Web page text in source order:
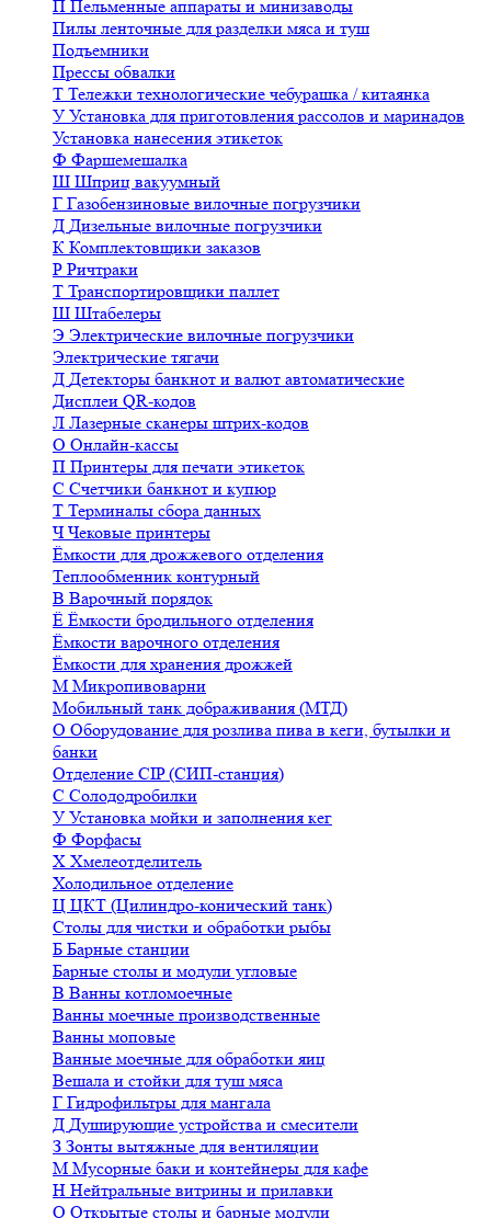
П Пельменные аппараты и минизаводы
Пилы ленточные для разделки мяса и туш
Подъемники
Прессы обвалки
Т Тележки технологические чебурашка / китаянка
У Установка для приготовления рассолов и маринадов
Установка нанесения этикеток
Ф Фаршемешалка
Ш Шприц вакуумный
Г Газобензиновые вилочные погрузчики
Д Дизельные вилочные погрузчики
К Комплектовщики заказов
Р Ричтраки
Т Транспортировщики паллет
Ш Штабелеры
Э Электрические вилочные погрузчики
Электрические тягачи
Д Детекторы банкнот и валют автоматические
Дисплеи QR-кодов
Л Лазерные сканеры штрих-кодов
О Онлайн-кассы
П Принтеры для печати этикеток
С Счетчики банкнот и купюр
Т Терминалы сбора данных
ЧЧековые принтеры
Ёмкости для дрожжевого отделения
Теплообменник контурный
В Варочный порядок
Ё Ёмкости бродильного отделения
Ёмкости варочного отделения
Ёмкости для хранения дрожжей
М Микропивоварни
Мобильный танк дображивания (МТД)
О Оборудование для розлива пива в кеги, бутылки и
банки
Отделение CIP (СИП-станция)
С Солододробилки
У Установка мойки и заполнения кег
Ф Форфасы
Х Хмелеотделитель
Холодильное отделение
Ц ЦКТ (Цилиндро-конический танк)
Столы для чистки и обработки рыбы
Б Барные станции
Барные столы и модули угловые
В Ванны котломоечные
Ванны моечные производственные
Ванны моповые
Ванные моечные для обработки яиц
Вешала и стойки для туш мяса
Г Гидрофильтры для мангала
Д Душирующие устройства и смесители
З Зонты вытяжные для вентиляции
М Мусорные баки и контейнеры для кафе
Н Нейтральные витрины и прилавки
О Открытые столы и барные модули